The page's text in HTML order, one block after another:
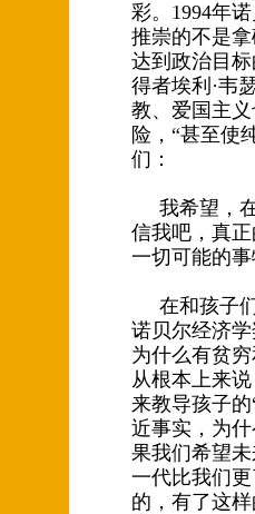
彩。1994年
推崇的不是
达到政治目
得者埃利·韦
教、爱国主
险，“甚至使
们：
我希望，在
信我吧，真
一切可能的
在和孩子们
诺贝尔经济
为什么有贫
从根本上来
来教导孩子
近事实，为
果我们希望
一代比我们
的，有了这